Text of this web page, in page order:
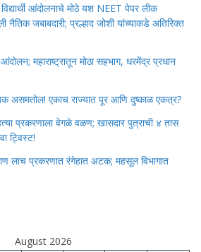
विद्यार्थी आंदोलनाचे मोठे यश NEET पेपर लीक
नैतिक जबाबदारी; प्रल्हाद जोशी यांच्याकडे अतिरिक्त
महाराष्ट्रातून मोठा सहभाग, धरमेंद्र प्रधान
असमतोल! एकाच राज्यात पूर आणि दुष्काळ एकत्र?
प्रकरणाला वेगळे वळण; खासदार पुत्राची ४ तास
ट्विस्ट!
लाच प्रकरणात रंगेहात अटक; महसूल विभागात
August 2026